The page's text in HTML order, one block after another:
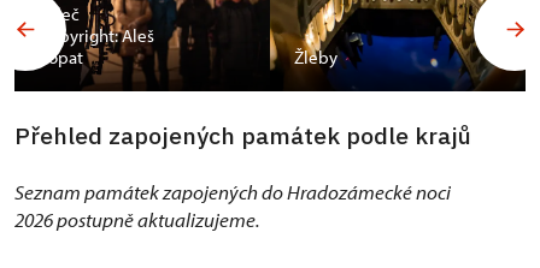
Valeč
Copyright: Aleš
Vopat
Žleby
Přehled zapojených památek podle krajů
Seznam památek zapojených do Hradozámecké noci
2026 postupně aktualizujeme.